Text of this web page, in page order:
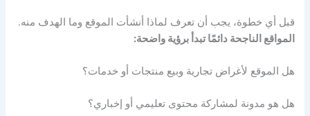
قبل أي خطوة، يجب أن تعرف لماذا أنشأت الموقع وما الهدف منه.
المواقع الناجحة دائمًا تبدأ برؤية واضحة:
هل الموقع لأغراض تجارية وبيع منتجات أو خدمات؟
هل هو مدونة لمشاركة محتوى تعليمي أو إخباري؟